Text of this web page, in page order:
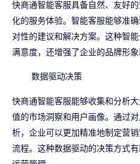
快商通智能客服具备自然、友好
化的服务体验。智能客服能够准
对性的建议和解决方案。这种智
满意度，还增强了企业的品牌形象
数据驱动决策
快商通智能客服能够收集和分析
值的市场洞察和用户画像。通过
析，企业可以更加精准地制定营
流程。这种数据驱动的决策方式